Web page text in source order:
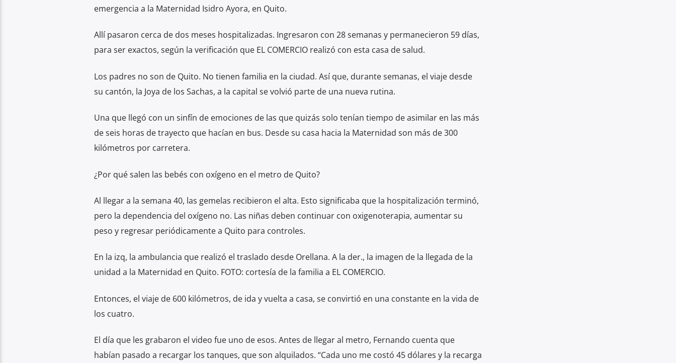
emergencia a la Maternidad Isidro Ayora, en Quito.
Allí pasaron cerca de dos meses hospitalizadas. Ingresaron con 28 semanas y permanecieron 59 días,
para ser exactos, según la verificación que EL COMERCIO realizó con esta casa de salud.
Los padres no son de Quito. No tienen familia en la ciudad. Así que, durante semanas, el viaje desde
su cantón, la Joya de los Sachas, a la capital se volvió parte de una nueva rutina.
Una que llegó con un sinfín de emociones de las que quizás solo tenían tiempo de asimilar en las más
de seis horas de trayecto que hacían en bus. Desde su casa hacia la Maternidad son más de 300
kilómetros por carretera.
¿Por qué salen las bebés con oxígeno en el metro de Quito?
Al llegar a la semana 40, las gemelas recibieron el alta. Esto significaba que la hospitalización terminó,
pero la dependencia del oxígeno no. Las niñas deben continuar con oxigenoterapia, aumentar su
peso y regresar periódicamente a Quito para controles.
En la izq, la ambulancia que realizó el traslado desde Orellana. A la der., la imagen de la llegada de la
unidad a la Maternidad en Quito. FOTO: cortesía de la familia a EL COMERCIO.
Entonces, el viaje de 600 kilómetros, de ida y vuelta a casa, se convirtió en una constante en la vida de
los cuatro.
El día que les grabaron el video fue uno de esos. Antes de llegar al metro, Fernando cuenta que
habían pasado a recargar los tanques, que son alquilados. “Cada uno me costó 45 dólares y la recarga